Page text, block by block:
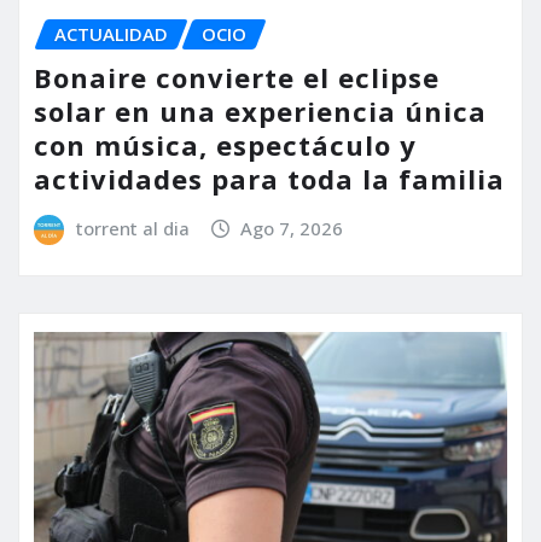
ACTUALIDAD OCIO
Bonaire convierte el eclipse
solar en una experiencia única
con música, espectáculo y
actividades para toda la familia
torrent al dia Ago 7, 2026